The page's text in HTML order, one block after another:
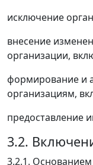
исключение
внесение
организации,
формирование и
организациям,
предоставление
3.2.
3.2.1.